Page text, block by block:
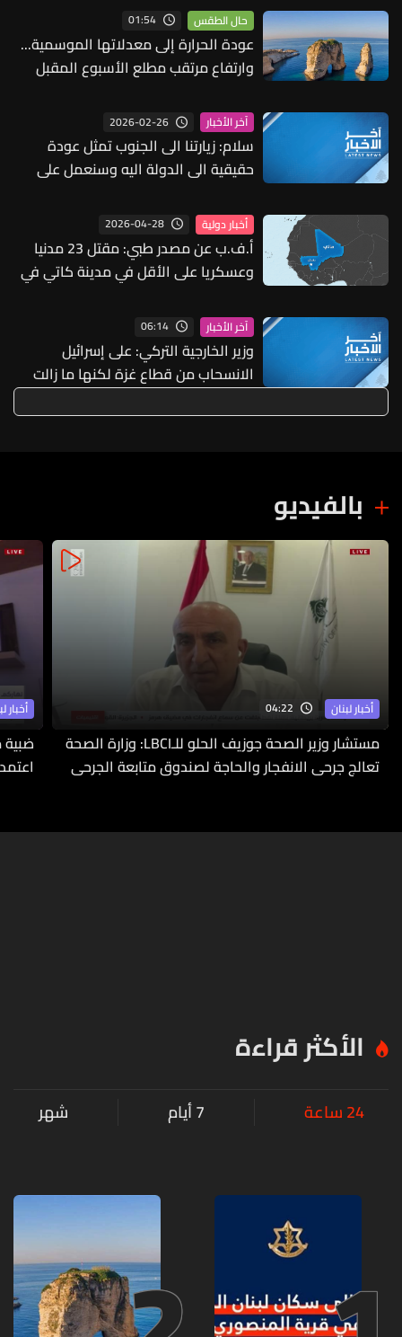
حال الطقس 01:54
عودة الحرارة إلى معدلاتها الموسمية...
وارتفاع مرتقب مطلع الأسبوع المقبل
آخر الأخبار 2026-02-26
سلام: زيارتنا الى الجنوب تمثل عودة
حقيقية الى الدولة اليه وسنعمل على
عادت لتبقى وسأزوره مجددا
أخبار دولية 2026-04-28
أ.ف.ب عن مصدر طبي: مقتل 23 مدنيا
وعسكريا على الأقل في مدينة كاتي في
آخر الأخبار 06:14
وزير الخارجية التركي: على إسرائيل
الانسحاب من قطاع غزة لكنها ما زالت
تعرقل تنفيذ خطة السلام
بالفيديو
أخبار لبنان 04:22
مستشار وزير الصحة جوزيف الحلو للـLBCI: وزارة الصحة
تعالج جرحى الانفجار والحاجة لصندوق متابعة الجرحى
أخبار
ضبية
الأكثر قراءة
24 ساعة 7 أيام شهر